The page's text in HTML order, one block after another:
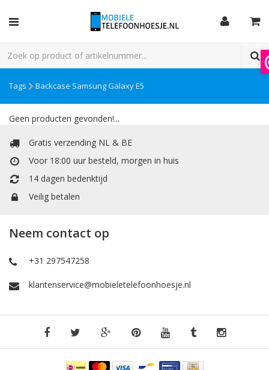
Tags Backcase Samsung Galaxy E5
Geen producten gevonden!...
Gratis verzending NL & BE
Voor 18:00 uur besteld, morgen in huis
14 dagen bedenktijd
Veilig betalen
Neem contact op
+31 297547258
klantenservice@mobieletelefoonhoesje.nl